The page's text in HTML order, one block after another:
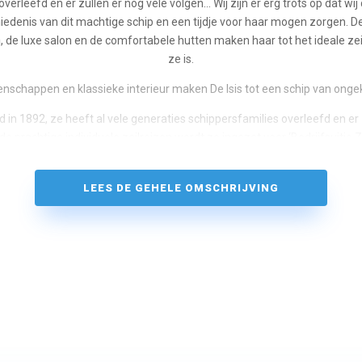
en er zullen er nog vele volgen… Wij zijn er erg trots op dat wij
van dit machtige schip en een tijdje voor haar mogen zorgen.
de luxe salon en de comfortabele hutten maken haar tot het ideale
ze is.
en klassieke interieur maken De Isis tot een schip van
in 1892, ze heeft al vele generaties schippersfamilies overleefd en er
zeilvakantie schip dat ze is. Aan boord vindt u een gezellig
met horeca gasfornuis en oven, douches en toiletten.
LEES DE GEHELE OMSCHRIJVING